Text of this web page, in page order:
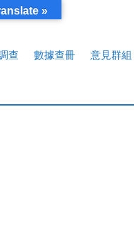
查 數據查冊 意見群組
»